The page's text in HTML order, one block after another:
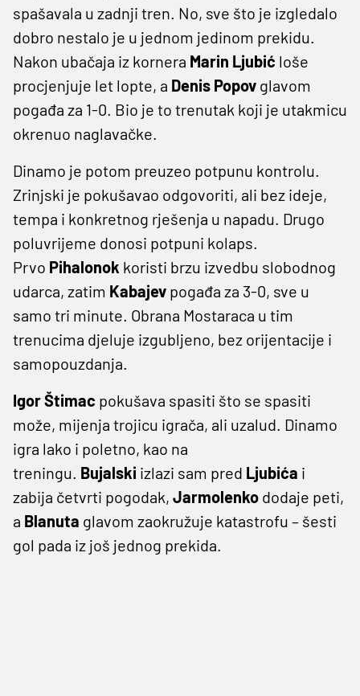
spašavala u zadnji tren. No, sve što je izgledalo
dobro nestalo je u jednom jedinom prekidu.
Nakon ubačaja iz kornera Marin Ljubić loše
procjenjuje let lopte, a Denis Popov glavom
pogađa za 1-0. Bio je to trenutak koji je utakmicu
okrenuo naglavačke.
Dinamo je potom preuzeo potpunu kontrolu.
Zrinjski je pokušavao odgovoriti, ali bez ideje,
tempa i konkretnog rješenja u napadu. Drugo
poluvrijeme donosi potpuni kolaps.
Prvo Pihalonok koristi brzu izvedbu slobodnog
udarca, zatim Kabajev pogađa za 3-0, sve u
samo tri minute. Obrana Mostaraca u tim
trenucima djeluje izgubljeno, bez orijentacije i
samopouzdanja.
Igor Štimac pokušava spasiti što se spasiti
može, mijenja trojicu igrača, ali uzalud. Dinamo
igra lako i poletno, kao na
treningu. Bujalski izlazi sam pred Ljubića i
zabija četvrti pogodak, Jarmolenko dodaje peti,
a Blanuta glavom zaokružuje katastrofu – šesti
gol pada iz još jednog prekida.